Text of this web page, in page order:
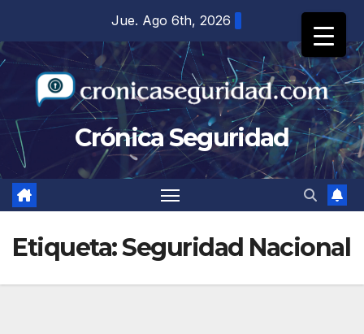
contenido
Jue. Ago 6th, 2026
Crónica Seguridad
Etiqueta:Seguridad Nacional